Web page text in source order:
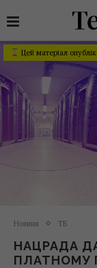
Цей матеріал
Новини ТБ
НАЦРАДА
ПЛАТНОМУ